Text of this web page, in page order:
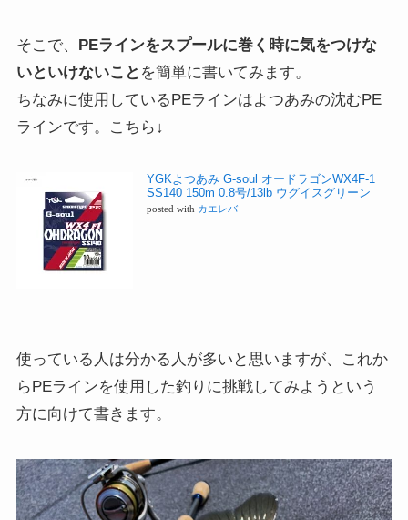
そこで、 PEラインをスプールに巻く時に気をつけな
いといけないこと を簡単に書いてみます。
ちなみに使用しているPEラインはよつあみの沈むPE
ラインです。こちら↓
YGKよつあみ G-soul オードラゴンWX4F-1
SS140 150m 0.8号/13lb ウグイスグリーン
posted with カエレバ
使っている人は分かる人が多いと思いますが、これか
らPEラインを使用した釣りに挑戦してみようという
方に向けて書きます。